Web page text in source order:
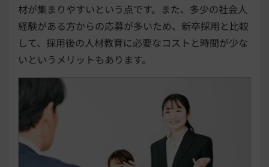
材が集まりやすいという点です。また、多少の社会人
経験がある方からの応募が多いため、新卒採用と比較
して、採用後の人材教育に必要なコストと時間が少な
いというメリットもあります。